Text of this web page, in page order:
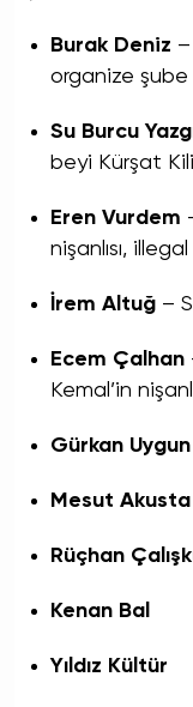
Burak Deniz
organize şube
Su Burcu
beyi Kürşat
Eren Vurdem
nişanlısı,
İrem Altuğ –
Ecem Çalhan
Kemal’in
Gürkan Uygun
Mesut Akusta
Rüçhan
Kenan Bal
Yıldız Kültür